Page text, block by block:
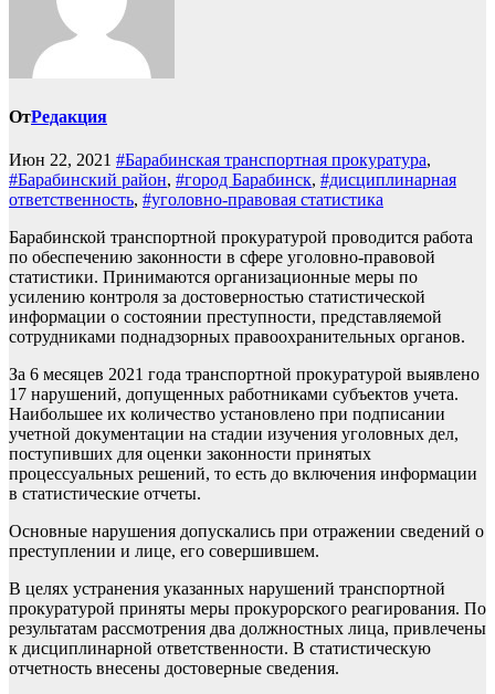
ОтРедакция
Июн 22, 2021 #Барабинская транспортная прокуратура,
#Барабинский район, #город Барабинск, #дисциплинарная
ответственность, #уголовно-правовая статистика
Барабинской транспортной прокуратурой проводится работа
по обеспечению законности в сфере уголовно-правовой
статистики. Принимаются организационные меры по
усилению контроля за достоверностью статистической
информации о состоянии преступности, представляемой
сотрудниками поднадзорных правоохранительных органов.
За 6 месяцев 2021 года транспортной прокуратурой выявлено
17 нарушений, допущенных работниками субъектов учета.
Наибольшее их количество установлено при подписании
учетной документации на стадии изучения уголовных дел,
поступивших для оценки законности принятых
процессуальных решений, то есть до включения информации
в статистические отчеты.
Основные нарушения допускались при отражении сведений о
преступлении и лице, его совершившем.
В целях устранения указанных нарушений транспортной
прокуратурой приняты меры прокурорского реагирования. По
результатам рассмотрения два должностных лица, привлечены
к дисциплинарной ответственности. В статистическую
отчетность внесены достоверные сведения.